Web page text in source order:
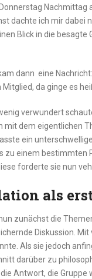
Nachmittag
dachte ich mir dabei
Blick in die besagte
dann eine
da ginge es
verwundert
mit dem eigentlichen
ein
zu einem bestimmten
forderte sie nun
als
zunächst die
Diskussion. Mit
Als sie jedoch
darüber zu
Antwort, die Gruppe